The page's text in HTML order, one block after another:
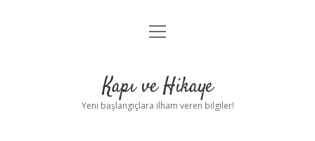
Anasayfa
Yasal Uyarı
menüyü
Kapı ve Hikaye
Yeni başlangıçlara ilham veren bilgiler!